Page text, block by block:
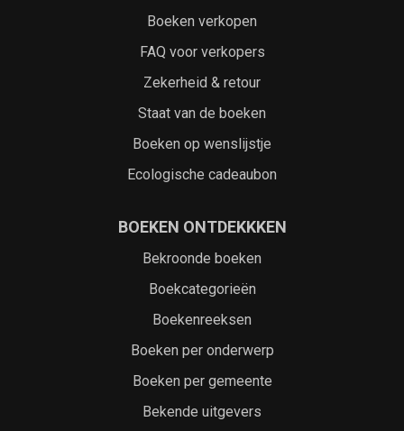
Boeken verkopen
FAQ voor verkopers
Zekerheid & retour
Staat van de boeken
Boeken op wenslijstje
Ecologische cadeaubon
BOEKEN ONTDEKKKEN
Bekroonde boeken
Boekcategorieën
Boekenreeksen
Boeken per onderwerp
Boeken per gemeente
Bekende uitgevers